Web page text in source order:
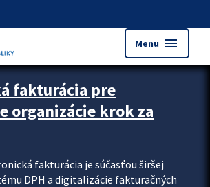
Menu menu
upútavok
fakturácia pre
organizácie krok za
fakturácia je súčasťou širšej
DPH a digitalizácie fakturačných